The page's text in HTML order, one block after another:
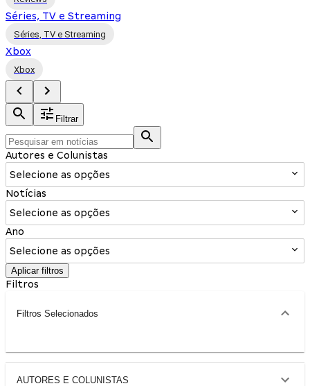
Séries, TV e Streaming
Séries, TV e Streaming
Xbox
Xbox
Filtrar
Autores e Colunistas
Selecione as opções
Notícias
Selecione as opções
Ano
Selecione as opções
Aplicar filtros
Filtros
Filtros Selecionados
AUTORES E COLUNISTAS